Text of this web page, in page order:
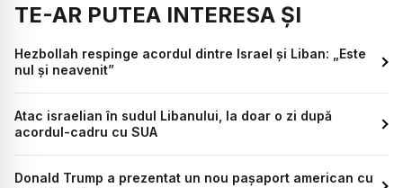
TE-AR PUTEA INTERESA ȘI
Hezbollah respinge acordul dintre Israel și Liban: „Este
nul și neavenit”
Atac israelian în sudul Libanului, la doar o zi după
acordul-cadru cu SUA
Donald Trump a prezentat un nou pașaport american cu